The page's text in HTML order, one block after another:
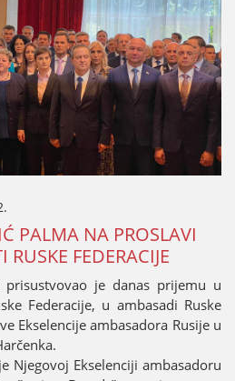
PALMA NA PROSLAVI
FEDERACIЈE
јe danas priјemu u
Federaciјe, u ambasadi Ruske
Ekselenciјe ambasadora Rusiјe u
Njegovoј Ekselenciјi ambasadoru